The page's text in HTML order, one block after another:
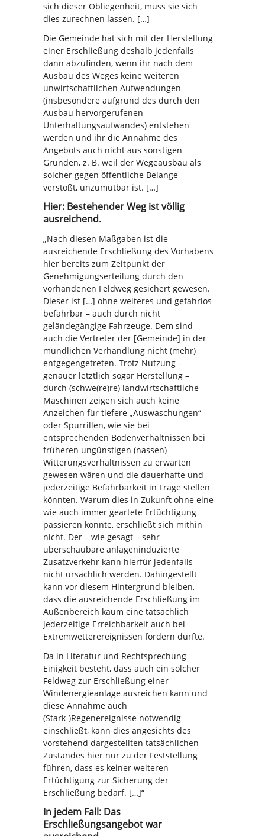
sich dieser Obliegenheit, muss sie sich
dies zurechnen lassen. […]
Die Gemeinde hat sich mit der Herstellung
einer Erschließung deshalb jedenfalls
dann abzufinden, wenn ihr nach dem
Ausbau des Weges keine weiteren
unwirtschaftlichen Aufwendungen
(insbesondere aufgrund des durch den
Ausbau hervorgerufenen
Unterhaltungsaufwandes) entstehen
werden und ihr die Annahme des
Angebots auch nicht aus sonstigen
Gründen, z. B. weil der Wegeausbau als
solcher gegen öffentliche Belange
verstößt, unzumutbar ist. […]
Hier: Bestehender Weg ist völlig
ausreichend.
„Nach diesen Maßgaben ist die
ausreichende Erschließung des Vorhabens
hier bereits zum Zeitpunkt der
Genehmigungserteilung durch den
vorhandenen Feldweg gesichert gewesen.
Dieser ist […] ohne weiteres und gefahrlos
befahrbar – auch durch nicht
geländegängige Fahrzeuge. Dem sind
auch die Vertreter der [Gemeinde] in der
mündlichen Verhandlung nicht (mehr)
entgegengetreten. Trotz Nutzung –
genauer letztlich sogar Herstellung –
durch (schwe(re)re) landwirtschaftliche
Maschinen zeigen sich auch keine
Anzeichen für tiefere „Auswaschungen“
oder Spurrillen, wie sie bei
entsprechenden Bodenverhältnissen bei
früheren ungünstigen (nassen)
Witterungsverhältnissen zu erwarten
gewesen wären und die dauerhafte und
jederzeitige Befahrbarkeit in Frage stellen
könnten. Warum dies in Zukunft ohne eine
wie auch immer geartete Ertüchtigung
passieren könnte, erschließt sich mithin
nicht. Der – wie gesagt – sehr
überschaubare anlageninduzierte
Zusatzverkehr kann hierfür jedenfalls
nicht ursächlich werden. Dahingestellt
kann vor diesem Hintergrund bleiben,
dass die ausreichende Erschließung im
Außenbereich kaum eine tatsächlich
jederzeitige Erreichbarkeit auch bei
Extremwetterereignissen fordern dürfte.
Da in Literatur und Rechtsprechung
Einigkeit besteht, dass auch ein solcher
Feldweg zur Erschließung einer
Windenergieanlage ausreichen kann und
diese Annahme auch
(Stark-)Regenereignisse notwendig
einschließt, kann dies angesichts des
vorstehend dargestellten tatsächlichen
Zustandes hier nur zu der Feststellung
führen, dass es keiner weiteren
Ertüchtigung zur Sicherung der
Erschließung bedarf. […]“
In jedem Fall: Das
Erschließungsangebot war